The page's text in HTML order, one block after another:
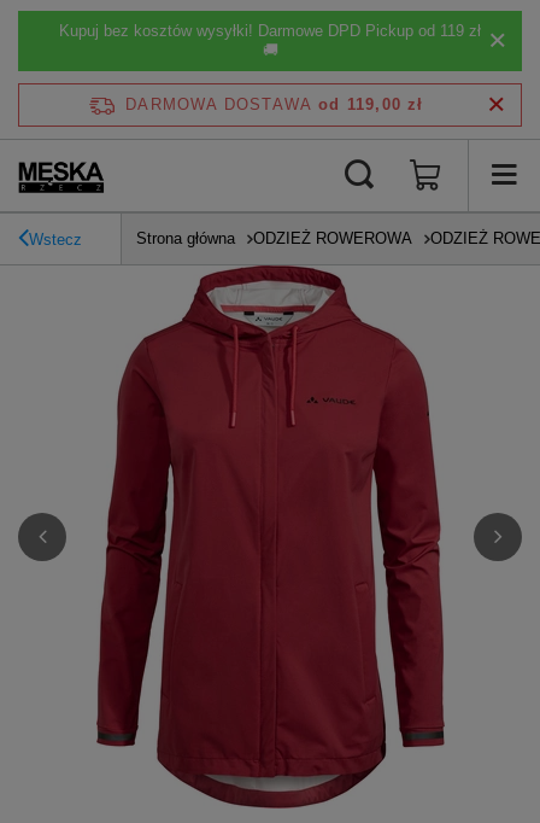
Kupuj bez kosztów wysyłki! Darmowe DPD Pickup od 119 zł
🚚
DARMOWA DOSTAWA od 119,00 zł
Wstecz Strona główna ODZIEŻ ROWEROWA ODZIEŻ